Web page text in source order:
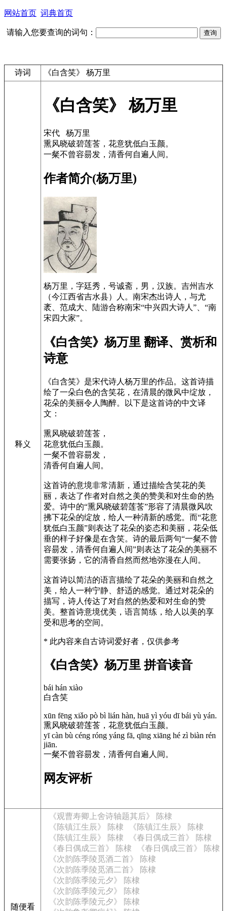
网站首页 词典首页
请输入您要查询的词句：
诗词 《白含笑》 杨万里
释义
《白含笑》 杨万里
宋代 杨万里
熏风晓破碧莲莟，花意犹低白玉颜。
一粲不曾容昜发，清香何自遍人间。
作者简介(杨万里)
杨万里，字廷秀，号诚斋，男，汉族。吉州吉水
（今江西省吉水县）人。南宋杰出诗人，与尤
袤、范成大、陆游合称南宋“中兴四大诗人”、“南
宋四大家”。
《白含笑》杨万里 翻译、赏析和
诗意
《白含笑》是宋代诗人杨万里的作品。这首诗描
绘了一朵白色的含笑花，在清晨的微风中绽放，
花朵的美丽令人陶醉。以下是这首诗的中文译
文：
熏风晓破碧莲莟，
花意犹低白玉颜。
一粲不曾容昜发，
清香何自遍人间。
这首诗的意境非常清新，通过描绘含笑花的美
丽，表达了作者对自然之美的赞美和对生命的热
爱。诗中的“熏风晓破碧莲莟”形容了清晨微风吹
拂下花朵的绽放，给人一种清新的感觉。而“花意
犹低白玉颜”则表达了花朵的姿态和美丽，花朵低
垂的样子好像是在含笑。诗的最后两句“一粲不曾
容昜发，清香何自遍人间”则表达了花朵的美丽不
需要张扬，它的清香自然而然地弥漫在人间。
这首诗以简洁的语言描绘了花朵的美丽和自然之
美，给人一种宁静、舒适的感觉。通过对花朵的
描写，诗人传达了对自然的热爱和对生命的赞
美。整首诗意境优美，语言简练，给人以美的享
受和思考的空间。
* 此内容来自古诗词爱好者，仅供参考
《白含笑》杨万里 拼音读音
bái hán xiào
白含笑
xūn fēng xiǎo pò bì lián hàn, huā yì yóu dī bái yù yán.
熏风晓破碧莲莟，花意犹低白玉颜。
yī càn bù céng róng yáng fā, qīng xiāng hé zì biàn rén
jiān.
一粲不曾容昜发，清香何自遍人间。
网友评析
随便看
《观曹寿卿上舍诗轴题其后》 陈棣
《陈镇江生辰》 陈棣
《陈镇江生辰》 陈棣
《陈镇江生辰》 陈棣
《春日偶成三首》 陈棣
《春日偶成三首》 陈棣
《春日偶成三首》 陈棣
《次韵陈季陵觅酒二首》 陈棣
《次韵陈季陵觅酒二首》 陈棣
《次韵陈季陵元夕》 陈棣
《次韵陈季陵元夕》 陈棣
《次韵陈季陵元夕》 陈棣